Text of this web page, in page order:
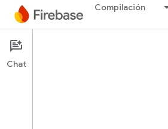
Compilación
Documentation
Descripción general
Chat